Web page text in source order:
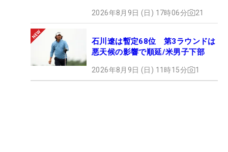
2026年8月9日 (日) 17時06分 21
石川遼は暫定68位 第3ラウンドは
悪天候の影響で順延/米男子下部
2026年8月9日 (日) 11時15分 1